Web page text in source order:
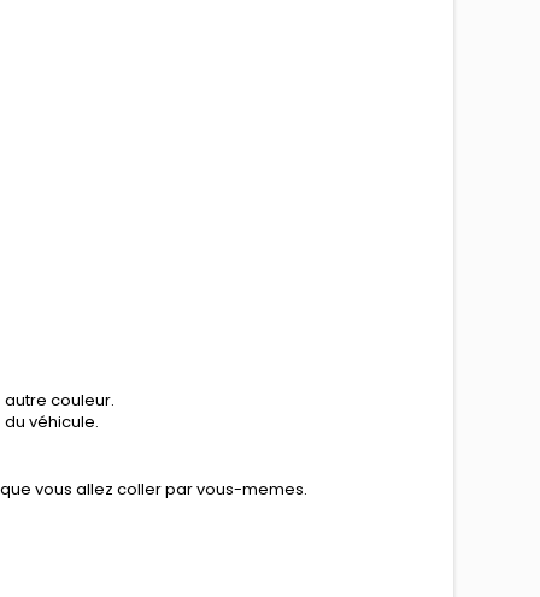
couleur.
véhicule.
vous allez coller par vous-memes.